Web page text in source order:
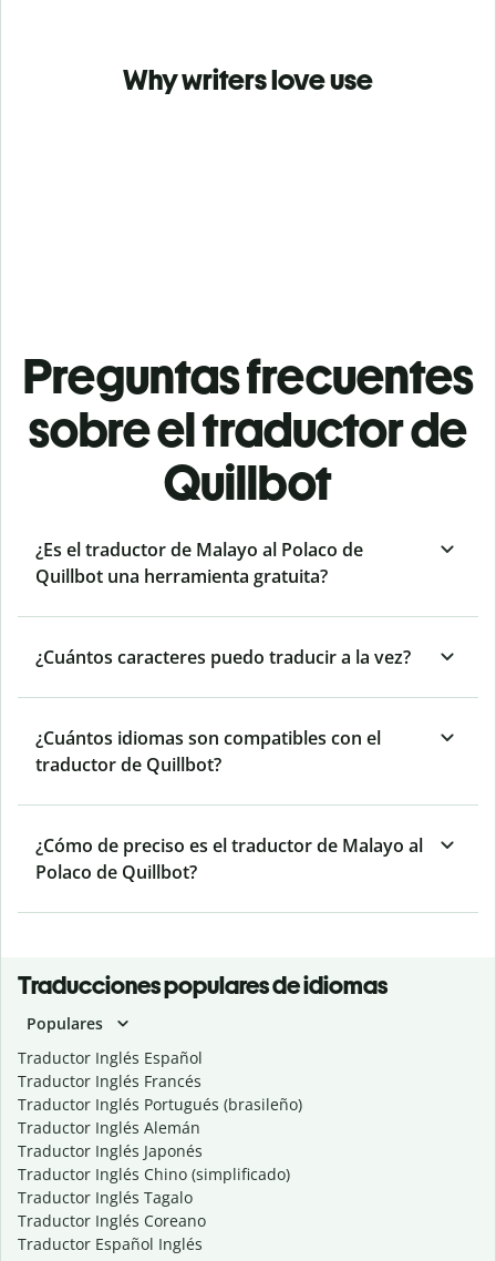
Why writers love use
Preguntas frecuentes
sobre el traductor de
Quillbot
¿Es el traductor de Malayo al Polaco de
Quillbot una herramienta gratuita?
¿Cuántos caracteres puedo traducir a la vez?
¿Cuántos idiomas son compatibles con el
traductor de Quillbot?
¿Cómo de preciso es el traductor de Malayo al
Polaco de Quillbot?
Traducciones populares de idiomas
Populares
Traductor Inglés Español
Traductor Inglés Francés
Traductor Inglés Portugués (brasileño)
Traductor Inglés Alemán
Traductor Inglés Japonés
Traductor Inglés Chino (simplificado)
Traductor Inglés Tagalo
Traductor Inglés Coreano
Traductor Español Inglés